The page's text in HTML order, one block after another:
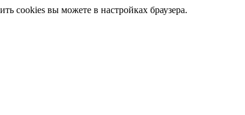
cookies вы можете в настройках браузера.